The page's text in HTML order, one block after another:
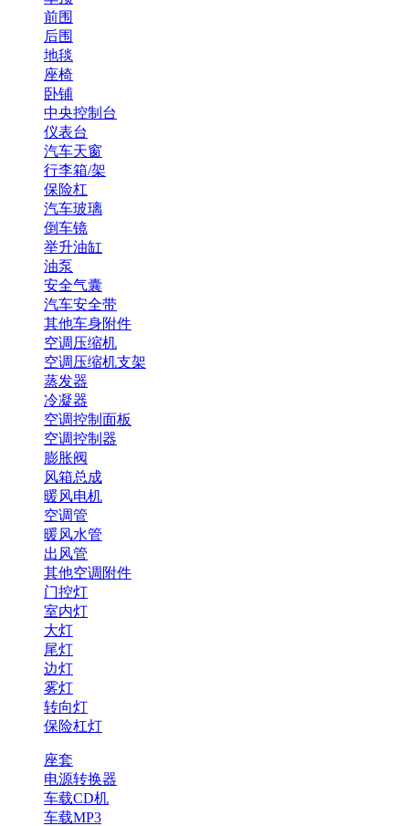
前围
后围
地毯
座椅
卧铺
中央控制台
仪表台
汽车天窗
行李箱/架
保险杠
汽车玻璃
倒车镜
举升油缸
油泵
安全气囊
汽车安全带
其他车身附件
空调压缩机
空调压缩机支架
蒸发器
冷凝器
空调控制面板
空调控制器
膨胀阀
风箱总成
暖风电机
空调管
暖风水管
出风管
其他空调附件
门控灯
室内灯
大灯
尾灯
边灯
雾灯
转向灯
保险杠灯
座套
电源转换器
车载CD机
车载MP3